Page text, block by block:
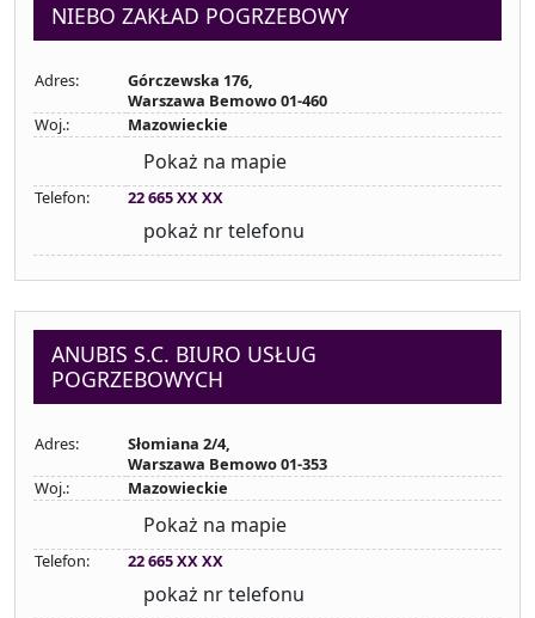
NIEBO ZAKŁAD POGRZEBOWY
Adres:
Górczewska 176,
Warszawa Bemowo 01-460
Woj.:
Mazowieckie
Pokaż na mapie
Telefon: 22 665 XX XX
pokaż nr telefonu
ANUBIS S.C. BIURO USŁUG
POGRZEBOWYCH
Adres:
Słomiana 2/4,
Warszawa Bemowo 01-353
Woj.:
Mazowieckie
Pokaż na mapie
Telefon: 22 665 XX XX
pokaż nr telefonu